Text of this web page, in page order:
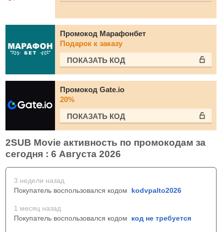
Промокод Марафонбет
Подарок к заказу
ПОКАЗАТЬ КОД
Промокод Gate.io
20%
ПОКАЗАТЬ КОД
2SUB Movie активность по промокодам за
сегодня : 6 Августа 2026
3 недели назад
Покупатель воспользовался кодом kodvpalto2026
1 месяц назад
Покупатель воспользовался кодом код не требуется